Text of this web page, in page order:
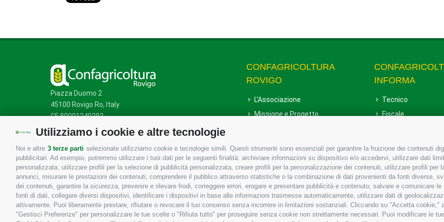
Utilizziamo i cookie e altre tecnologie
Noi e altre 3 terze parti selezionate utilizziamo cookie e tecnologie simili. Questi strumenti sono essenziali per garantire la fruizione dei contenuti
pubblicitari. Ad esempio, potremmo utilizzare i tuoi dati per le seguenti finalità: archiviare informazioni su dispositivo e/o accedervi, utilizzare dati
personalizzata, utilizzare profili per la selezione di pubblicità personalizzata, creare profili per la personalizzazione dei contenuti, utilizzare profili
annunci, misurare le prestazioni dei contenuti, comprendere il pubblico attraverso statistiche o la combinazione di dati provenienti da fonti diverse,
dei contenuti, garantire la sicurezza, prevenire e rilevare frodi, correggere errori, erogare e presentare pubblicità e contenuto, salvare e comunicare
fonti di dati, collegare diversi dispositivi, identificare i dispositivi in base alle informazioni trasmesse automaticamente, utilizzare dati di
attivamente. Puoi liberamente prestare, rifiutare o revocare il tuo consenso senza incorrere in limitazioni sostanziali. Cliccando su "Accetta
"Gestisci Preferenze" per personalizzare le tue scelte o "Rifiuta tutto" per proseguire senza cookie non strettamente necessari. Puoi modificare le
Piazza Duomo 2
45100 Rovigo Ro, Italy
CF 80001240292
Mappa del sito/Privacy Policy /Cookie Policy
CONFAGRICOLTURA
ROVIGO
L'Associazione
Missione e Progetto
Uffici della Sede provinciale
Le Sedi di Zona
Agricoltori S.r.l.
Whistleblowing Confagricoltura
Rovigo e Agricoltori srl
INFORMA
Tecnico
Fiscale
Associazione